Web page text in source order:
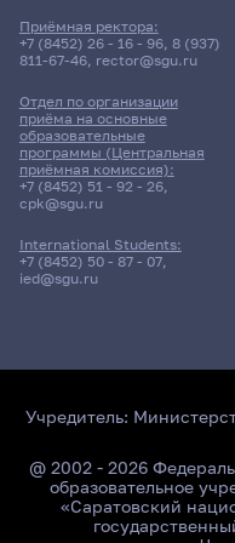
Приёмная ректора:
+7 (8452) 26 - 16 - 96, 8 (937)
811-67-46, rector@sgu.ru
Отдел по организации
приёма на основные
образовательные
программы (Центральная
приёмная комиссия):
+7 (8452) 51 - 92 - 26,
cpk@sgu.ru
International Students:
+7 (8452) 50 - 87 - 07,
ied@sgu.ru
Учредитель:
@ 2002 - 2026
образовательное
«Саратовский